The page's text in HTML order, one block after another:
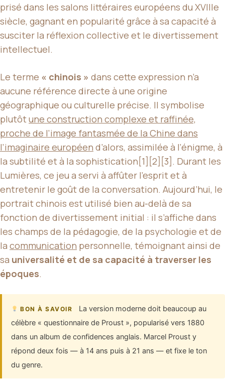
prisé dans les salons littéraires européens du XVIIIe
siècle, gagnant en popularité grâce à sa capacité à
susciter la réflexion collective et le divertissement
intellectuel.
Le terme « chinois » dans cette expression n’a
aucune référence directe à une origine
géographique ou culturelle précise. Il symbolise
plutôtune construction complexe et raffinée,
proche de l’image fantasmée de la Chine dans
l’imaginaire européen d’alors, assimilée à l’énigme, à
la subtilité et à la sophistication[1][2][3]. Durant les
Lumières, ce jeu a servi à affûter l’esprit et à
entretenir le goût de la conversation. Aujourd’hui, le
portrait chinois est utilisé bien au-delà de sa
fonction de divertissement initial : il s’affiche dans
les champs de la pédagogie, de la psychologie et de
la communication personnelle, témoignant ainsi de
sa universalité et de sa capacité à traverser les
époques.
BON À SAVOIR
La version moderne doit beaucoup au
célèbre « questionnaire de Proust », popularisé vers 1880
dans un album de confidences anglais. Marcel Proust y
répond deux fois — à 14 ans puis à 21 ans — et fixe le ton
du genre.